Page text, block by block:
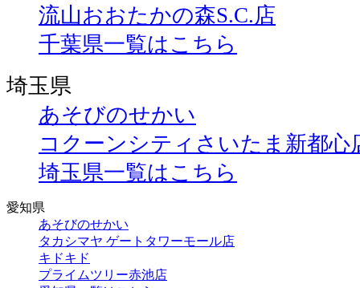
流山おおたかの森S.C.店
千葉県一覧はこちら
埼玉県
あそびのせかい
コクーンシティさいたま新都心
埼玉県一覧はこちら
愛知県
あそびのせかい
タカシマヤ ゲートタワーモール店
キドキド
プライムツリー赤池店